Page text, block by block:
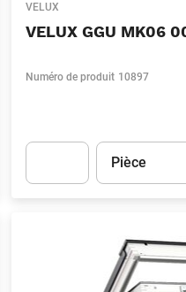
VELUX
VELUX GGU MK06
Numéro de produit 10897
Unité
Pièce